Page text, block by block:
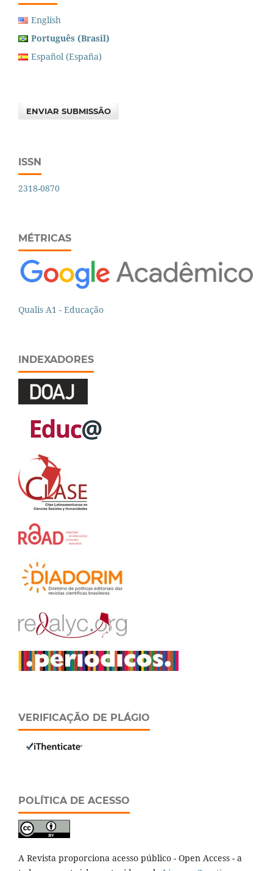
English
Português (Brasil)
Español (España)
ENVIAR SUBMISSÃO
ISSN
2318-0870
MÉTRICAS
Qualis A1 - Educação
INDEXADORES
VERIFICAÇÃO DE PLÁGIO
POLÍTICA DE ACESSO
A Revista proporciona acesso público - Open Access - a